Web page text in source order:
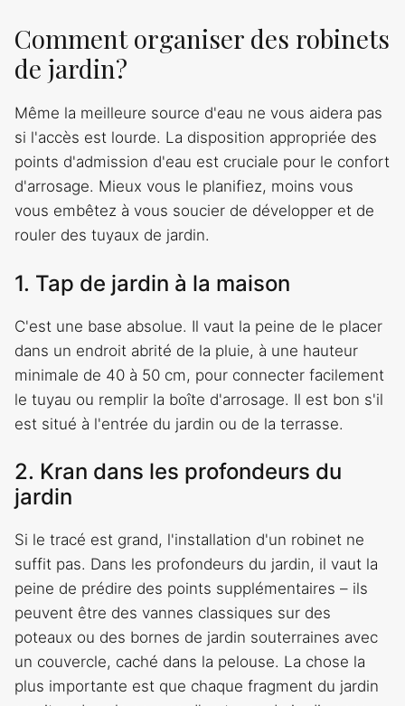
Comment organiser des robinets
de jardin?
Même la meilleure source d'eau ne vous aidera pas
si l'accès est lourde. La disposition appropriée des
points d'admission d'eau est cruciale pour le confort
d'arrosage. Mieux vous le planifiez, moins vous
vous embêtez à vous soucier de développer et de
rouler des tuyaux de jardin.
1. Tap de jardin à la maison
C'est une base absolue. Il vaut la peine de le placer
dans un endroit abrité de la pluie, à une hauteur
minimale de 40 à 50 cm, pour connecter facilement
le tuyau ou remplir la boîte d'arrosage. Il est bon s'il
est situé à l'entrée du jardin ou de la terrasse.
2. Kran dans les profondeurs du
jardin
Si le tracé est grand, l'installation d'un robinet ne
suffit pas. Dans les profondeurs du jardin, il vaut la
peine de prédire des points supplémentaires – ils
peuvent être des vannes classiques sur des
poteaux ou des bornes de jardin souterraines avec
un couvercle, caché dans la pelouse. La chose la
plus importante est que chaque fragment du jardin